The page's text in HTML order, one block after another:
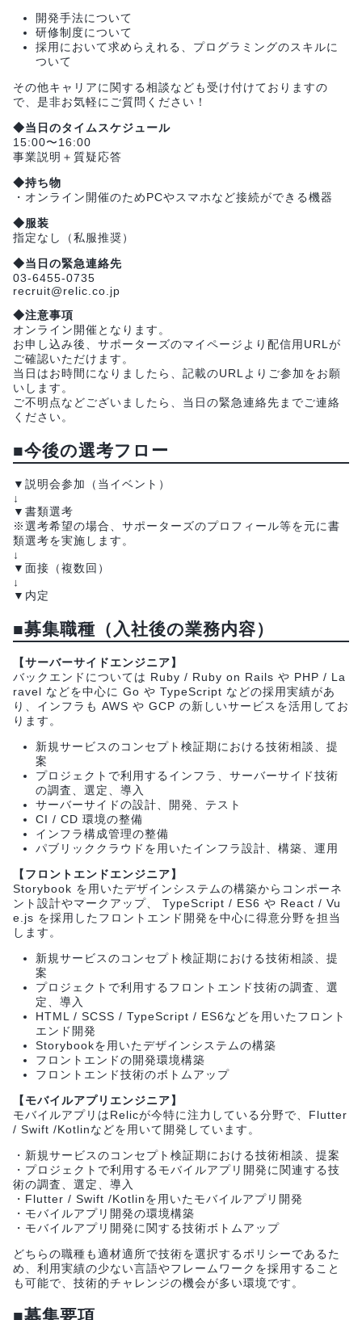
開発手法について
研修制度について
採用において求めらえれる、プログラミングのスキルに
ついて
その他キャリアに関する相談なども受け付けておりますの
で、是非お気軽にご質問ください！
◆当日のタイムスケジュール
15:00〜16:00
事業説明＋質疑応答
◆持ち物
・オンライン開催のためPCやスマホなど接続ができる機器
◆服装
指定なし（私服推奨）
◆当日の緊急連絡先
03-6455-0735
recruit@relic.co.jp
◆注意事項
オンライン開催となります。
お申し込み後、サポーターズのマイページより配信用URLが
ご確認いただけます。
当日はお時間になりましたら、記載のURLよりご参加をお願
いします。
ご不明点などございましたら、当日の緊急連絡先までご連絡
ください。
■今後の選考フロー
▼説明会参加（当イベント）
↓
▼書類選考
※選考希望の場合、サポーターズのプロフィール等を元に書
類選考を実施します。
↓
▼面接（複数回）
↓
▼内定
■募集職種（入社後の業務内容）
【サーバーサイドエンジニア】
バックエンドについては Ruby / Ruby on Rails や PHP / La
ravel などを中心に Go や TypeScript などの採用実績があ
り、インフラも AWS や GCP の新しいサービスを活用してお
ります。
新規サービスのコンセプト検証期における技術相談、提
案
プロジェクトで利用するインフラ、サーバーサイド技術
の調査、選定、導入
サーバーサイドの設計、開発、テスト
CI / CD 環境の整備
インフラ構成管理の整備
パブリッククラウドを用いたインフラ設計、構築、運用
【フロントエンドエンジニア】
Storybook を用いたデザインシステムの構築からコンポーネ
ント設計やマークアップ、 TypeScript / ES6 や React / Vu
e.js を採用したフロントエンド開発を中心に得意分野を担当
します。
新規サービスのコンセプト検証期における技術相談、提
案
プロジェクトで利用するフロントエンド技術の調査、選
定、導入
HTML / SCSS / TypeScript / ES6などを用いたフロント
エンド開発
Storybookを用いたデザインシステムの構築
フロントエンドの開発環境構築
フロントエンド技術のボトムアップ
【モバイルアプリエンジニア】
モバイルアプリはRelicが今特に注力している分野で、Flutter
/ Swift /Kotlinなどを用いて開発しています。
・新規サービスのコンセプト検証期における技術相談、提案
・プロジェクトで利用するモバイルアプリ開発に関連する技
術の調査、選定、導入
・Flutter / Swift /Kotlinを用いたモバイルアプリ開発
・モバイルアプリ開発の環境構築
・モバイルアプリ開発に関する技術ボトムアップ
どちらの職種も適材適所で技術を選択するポリシーであるた
め、利用実績の少ない言語やフレームワークを採用すること
も可能で、技術的チャレンジの機会が多い環境です。
■募集要項